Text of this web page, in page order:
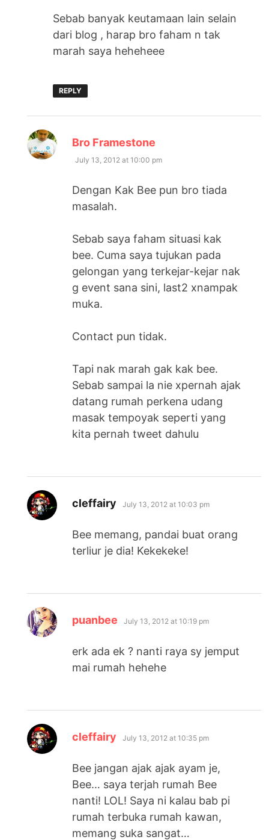
Sebab banyak keutamaan lain selain
dari blog , harap bro faham n tak
marah saya heheheee
REPLY
Bro Framestone
July 13, 2012 at 10:00 pm
Dengan Kak Bee pun bro tiada
masalah.
Sebab saya faham situasi kak
bee. Cuma saya tujukan pada
gelongan yang terkejar-kejar nak
g event sana sini, last2 xnampak
muka.
Contact pun tidak.
Tapi nak marah gak kak bee.
Sebab sampai la nie xpernah ajak
datang rumah perkena udang
masak tempoyak seperti yang
kita pernah tweet dahulu
cleffairy says:
July 13, 2012 at 10:03 pm
Bee memang, pandai buat orang
terliur je dia! Kekekeke!
puanbee says:
July 13, 2012 at 10:19 pm
erk ada ek ? nanti raya sy jemput
mai rumah hehehe
cleffairy says:
July 13, 2012 at 10:35 pm
Bee jangan ajak ajak ayam je,
Bee… saya terjah rumah Bee
nanti! LOL! Saya ni kalau bab pi
rumah terbuka rumah kawan,
memang suka sangat…